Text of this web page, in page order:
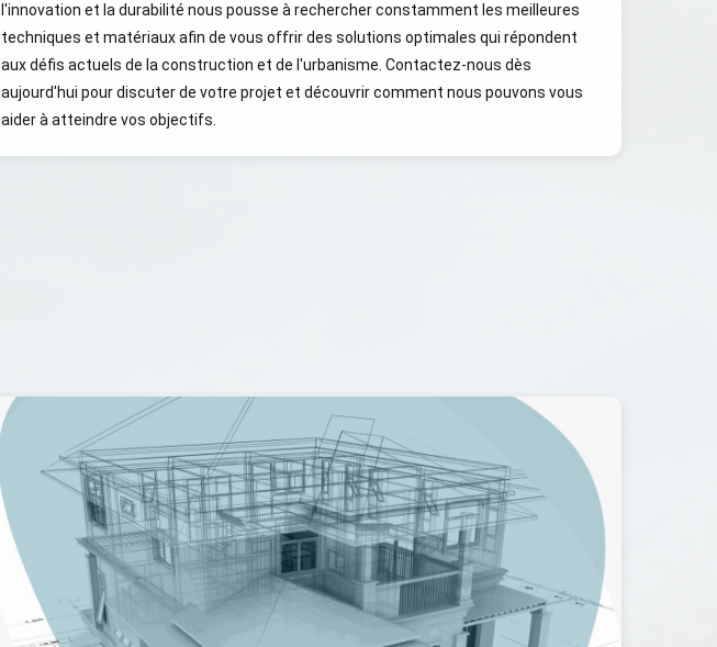
l'innovation et la durabilité nous pousse à rechercher constamment les meilleures
techniques et matériaux afin de vous offrir des solutions optimales qui répondent
aux défis actuels de la construction et de l'urbanisme. Contactez-nous dès
aujourd'hui pour discuter de votre projet et découvrir comment nous pouvons vous
aider à atteindre vos objectifs.